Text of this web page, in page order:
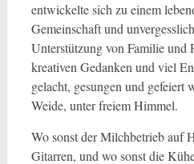
entwickelte sich zu einem
Gemeinschaft und
Unterstützung von Familie und
kreativen Gedanken und viel
gelacht, gesungen und gefeiert
Weide, unter freiem Himmel.
Wo sonst der Milchbetrieb auf
Gitarren, und wo sonst die